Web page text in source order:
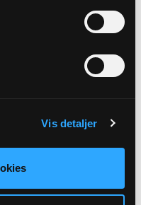
Vis detaljer
Happy...